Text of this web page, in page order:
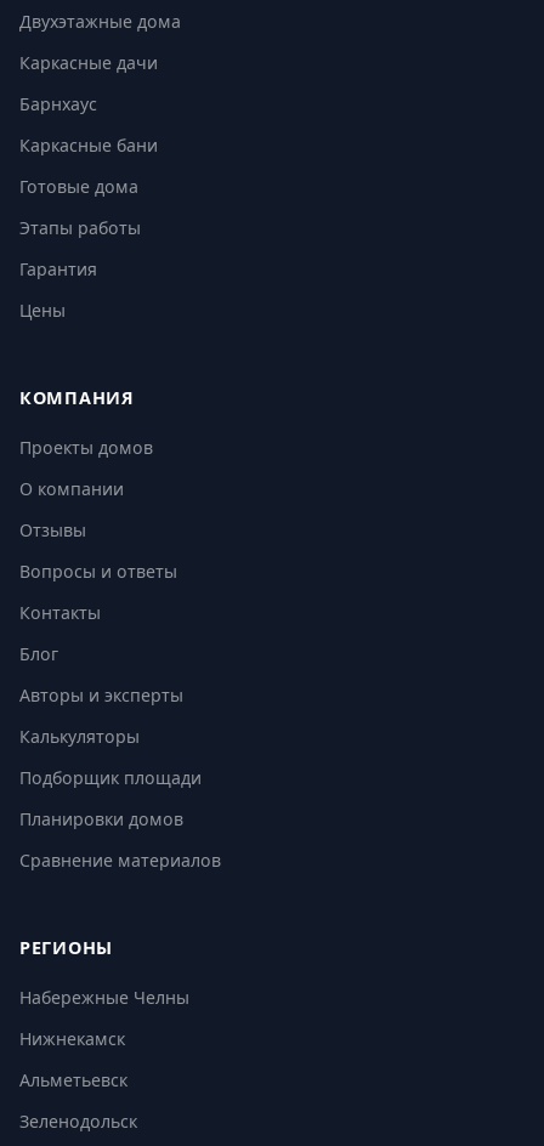
Двухэтажные дома
Каркасные дачи
Барнхаус
Каркасные бани
Готовые дома
Этапы работы
Гарантия
Цены
КОМПАНИЯ
Проекты домов
О компании
Отзывы
Вопросы и ответы
Контакты
Блог
Авторы и эксперты
Калькуляторы
Подборщик площади
Планировки домов
Сравнение материалов
РЕГИОНЫ
Набережные Челны
Нижнекамск
Альметьевск
Зеленодольск